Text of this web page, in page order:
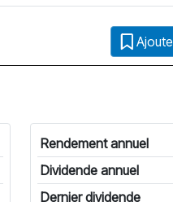
Rendement annuel
Dividende annuel
Dernier dividende